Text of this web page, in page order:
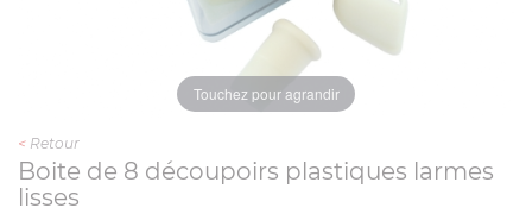
Touchez pour agrandir
< Retour
Boite de 8 découpoirs plastiques larmes
lisses